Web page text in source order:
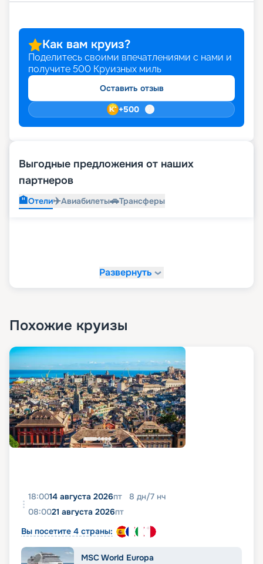
Как вам круиз?
Поделитесь своими впечатлениями с нами и
получите 500 Круизных миль
Оставить отзыв
+500
Выгодные предложения от наших
партнеров
🏨Отели✈️Авиабилеты🚗Трансферы
Развернуть
Похожие круизы
18:0014 августа 2026пт 8 дн/7 нч
08:0021 августа 2026пт
Вы посетите 4 страны:
MSC World Europa